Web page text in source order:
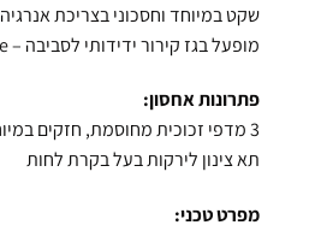
שקט במיוחד וחסכוני בצריכת אנרגיה
מופעל בגז קירור ידידותי לסביבה – CFC Free
פתרונות אחסון:
3 מדפי זכוכית מחוסמת, חזקים במיוחד ואטומים לנזילות.
תא צינון לירקות בעל בקרת לחות
מפרט טכני: